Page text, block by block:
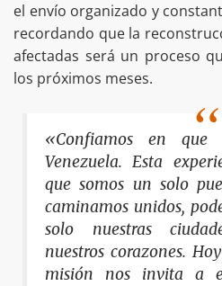
el envío organizado y
recordando que la
afectadas será un proceso
los próximos meses.
«Confiamos en que
Venezuela. Esta
que somos un solo
caminamos unidos,
solo nuestras
nuestros corazones.
misión nos invita a